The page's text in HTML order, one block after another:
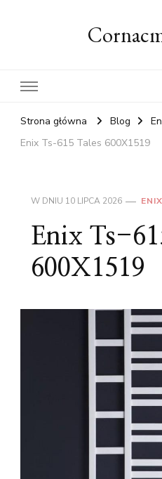
Strona główna Blog
Enix Ts-615 Tales 600X1519
W DNIU 10 LIPCA 2026 ENIX
Enix Ts-
600X1519